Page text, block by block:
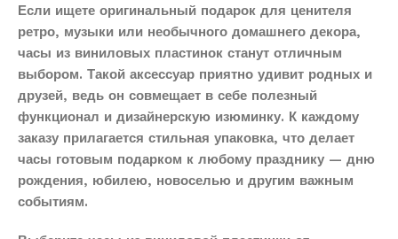
Если ищете оригинальный подарок для ценителя
ретро, музыки или необычного домашнего декора,
часы из виниловых пластинок станут отличным
выбором. Такой аксессуар приятно удивит родных и
друзей, ведь он совмещает в себе полезный
функционал и дизайнерскую изюминку. К каждому
заказу прилагается стильная упаковка, что делает
часы готовым подарком к любому празднику — дню
рождения, юбилею, новоселью и другим важным
событиям.